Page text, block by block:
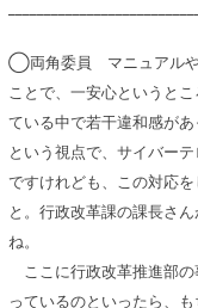
◯両角委員 マニュアルや
ことで、一安心というと
ている中で若干違和感が
という視点で、サイバー
ですけれども、この対応
と。行政改革課の課長さ
ね。
ここに行政改革推進部の
っているのといったら、